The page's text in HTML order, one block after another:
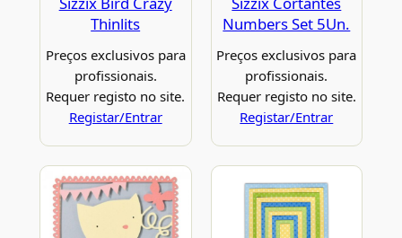
Thinlits
Preços exclusivos para
profissionais.
Requer registo no site.
Registar/Entrar
Numbers Set 5Un.
Preços exclusivos para
profissionais.
Requer registo no site.
Registar/Entrar